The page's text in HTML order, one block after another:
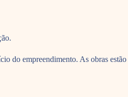
do empreendimento. As obras estão